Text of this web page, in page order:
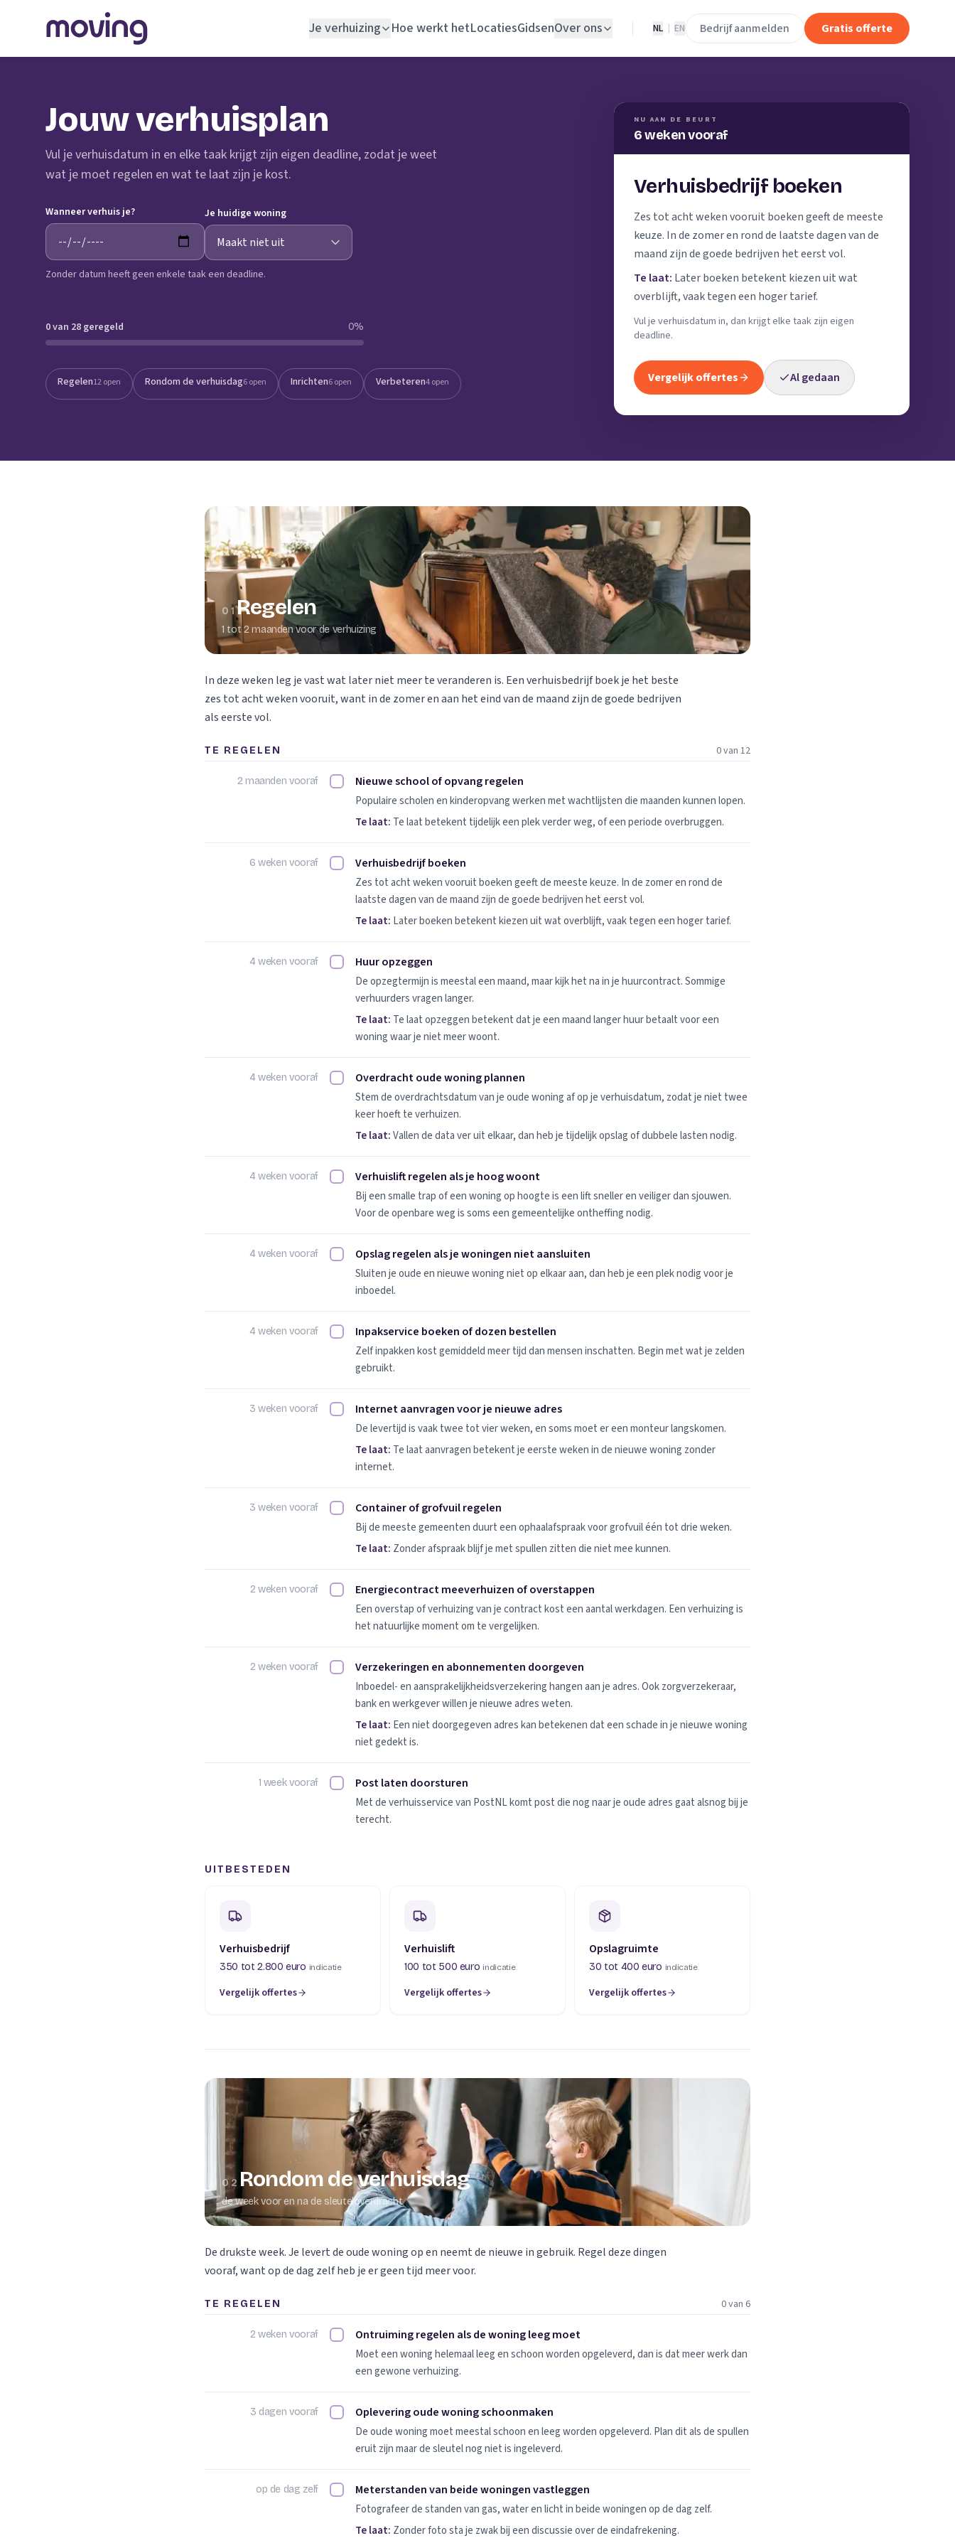
Je verhuizing
Opslagruimte
Schoonmaakbedrijf
Schildersbedrijf
Klusjesman
Loodgieter
Slotenmaker
Hoe werkt hetLocatiesGidsenOver ons NL EN Bedrijf aanmelden Gratis offerte
Jouw verhuisplan
Vul je verhuisdatum in en elke taak krijgt zijn eigen deadline, zodat je weet
wat je moet regelen en wat te laat zijn je kost.
Wanneer verhuis je? Je huidige woning
Zonder datum heeft geen enkele taak een deadline.
NU AAN DE BEURT
6 weken vooraf
Verhuisbedrijf boeken
Zes tot acht weken vooruit boeken geeft de meeste
keuze. In de zomer en rond de laatste dagen van de
maand zijn de goede bedrijven het eerst vol.
Te laat: Later boeken betekent kiezen uit wat
overblijft, vaak tegen een hoger tarief.
Vul je verhuisdatum in, dan krijgt elke taak zijn eigen
deadline.
Vergelijk offertes Al gedaan
0 van 28 geregeld 0%
Regelen12 open Rondom de verhuisdag6 open Inrichten6 open Verbeteren4 open
01Regelen
1 tot 2 maanden voor de verhuizing
In deze weken leg je vast wat later niet meer te veranderen is. Een verhuisbedrijf boek je het beste
zes tot acht weken vooruit, want in de zomer en aan het eind van de maand zijn de goede bedrijven
als eerste vol.
TE REGELEN 0 van 12
2 maanden vooraf Nieuwe school of opvang regelen afvinken
Nieuwe school of opvang regelen
Populaire scholen en kinderopvang werken met wachtlijsten die maanden kunnen lopen.
Te laat: Te laat betekent tijdelijk een plek verder weg, of een periode overbruggen.
6 weken vooraf Verhuisbedrijf boeken afvinken
Verhuisbedrijf boeken
Zes tot acht weken vooruit boeken geeft de meeste keuze. In de zomer en rond de
laatste dagen van de maand zijn de goede bedrijven het eerst vol.
Te laat: Later boeken betekent kiezen uit wat overblijft, vaak tegen een hoger tarief.
4 weken vooraf Huur opzeggen afvinken
Huur opzeggen
De opzegtermijn is meestal een maand, maar kijk het na in je huurcontract. Sommige
verhuurders vragen langer.
Te laat: Te laat opzeggen betekent dat je een maand langer huur betaalt voor een
woning waar je niet meer woont.
4 weken vooraf Overdracht oude woning plannen afvinken
Overdracht oude woning plannen
Stem de overdrachtsdatum van je oude woning af op je verhuisdatum, zodat je niet twee
keer hoeft te verhuizen.
Te laat:Vallen de data ver uit elkaar, dan heb je tijdelijk opslag of dubbele lasten nodig.
4 weken vooraf Verhuislift regelen als je hoog woont afvinken
Verhuislift regelen als je hoog woont
Bij een smalle trap of een woning op hoogte is een lift sneller en veiliger dan sjouwen.
Voor de openbare weg is soms een gemeentelijke ontheffing nodig.
4 weken vooraf Opslag regelen als je woningen niet aansluiten afvinken
Opslag regelen als je woningen niet aansluiten
Sluiten je oude en nieuwe woning niet op elkaar aan, dan heb je een plek nodig voor je
inboedel.
4 weken vooraf Inpakservice boeken of dozen bestellen afvinken
Inpakservice boeken of dozen bestellen
Zelf inpakken kost gemiddeld meer tijd dan mensen inschatten. Begin met wat je zelden
gebruikt.
3 weken vooraf Internet aanvragen voor je nieuwe adres afvinken
Internet aanvragen voor je nieuwe adres
De levertijd is vaak twee tot vier weken, en soms moet er een monteur langskomen.
Te laat: Te laat aanvragen betekent je eerste weken in de nieuwe woning zonder
internet.
3 weken vooraf Container of grofvuil regelen afvinken
Container of grofvuil regelen
Bij de meeste gemeenten duurt een ophaalafspraak voor grofvuil één tot drie weken.
Te laat: Zonder afspraak blijf je met spullen zitten die niet mee kunnen.
2 weken vooraf Energiecontract meeverhuizen of overstappen afvinken
Energiecontract meeverhuizen of overstappen
Een overstap of verhuizing van je contract kost een aantal werkdagen. Een verhuizing is
het natuurlijke moment om te vergelijken.
2 weken vooraf Verzekeringen en abonnementen doorgeven afvinken
Verzekeringen en abonnementen doorgeven
Inboedel- en aansprakelijkheidsverzekering hangen aan je adres. Ook zorgverzekeraar,
bank en werkgever willen je nieuwe adres weten.
Te laat: Een niet doorgegeven adres kan betekenen dat een schade in je nieuwe woning
niet gedekt is.
1 week vooraf Post laten doorsturen afvinken
Post laten doorsturen
Met de verhuisservice van PostNL komt post die nog naar je oude adres gaat alsnog bij je
terecht.
UITBESTEDEN
Verhuisbedrijf
350 tot 2.800 euro indicatie
Vergelijk offertes
(opent in een nieuw tabblad)
Verhuislift
100 tot 500 euro indicatie
Vergelijk offertes
(opent in een nieuw tabblad)
Opslagruimte
30 tot 400 euro indicatie
Vergelijk offertes
(opent in een nieuw tabblad)
02 Rondom de verhuisdag
de week voor en na de sleuteloverdracht
De drukste week. Je levert de oude woning op en neemt de nieuwe in gebruik. Regel deze dingen
vooraf, want op de dag zelf heb je er geen tijd meer voor.
TE REGELEN 0 van 6
2 weken vooraf Ontruiming regelen als de woning leeg moet afvinken
Ontruiming regelen als de woning leeg moet
Moet een woning helemaal leeg en schoon worden opgeleverd, dan is dat meer werk dan
een gewone verhuizing.
3 dagen vooraf Oplevering oude woning schoonmaken afvinken
Oplevering oude woning schoonmaken
De oude woning moet meestal schoon en leeg worden opgeleverd. Plan dit als de spullen
eruit zijn maar de sleutel nog niet is ingeleverd.
op de dag zelf Meterstanden van beide woningen vastleggen afvinken
Meterstanden van beide woningen vastleggen
Fotografeer de standen van gas, water en licht in beide woningen op de dag zelf.
Te laat: Zonder foto sta je zwak bij een discussie over de eindafrekening.